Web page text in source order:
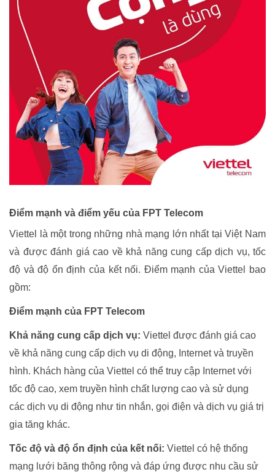
Điểm mạnh và điểm yếu của FPT Telecom
Viettel là một trong những nhà mạng lớn nhất tại Việt Nam
và được đánh giá cao về khả năng cung cấp dịch vụ, tốc
độ và độ ổn định của kết nối. Điểm mạnh của Viettel bao
gồm:
Điểm mạnh của FPT Telecom
Khả năng cung cấp dịch vụ: Viettel được đánh giá cao
về khả năng cung cấp dịch vụ di động, Internet và truyền
hình. Khách hàng của Viettel có thể truy cập Internet với
tốc độ cao, xem truyền hình chất lượng cao và sử dụng
các dịch vụ di động như tin nhắn, gọi điện và dịch vụ giá trị
gia tăng khác.
Tốc độ và độ ổn định của kết nối: Viettel có hệ thống
mạng lưới băng thông rộng và đáp ứng được nhu cầu sử